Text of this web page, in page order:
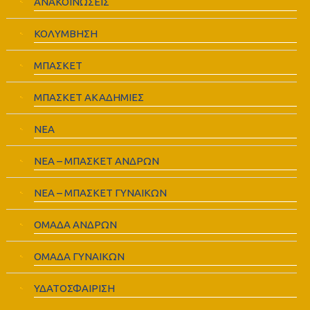
ΚΟΛΥΜΒΗΣΗ
ΜΠΑΣΚΕΤ
ΜΠΑΣΚΕΤ ΑΚΑΔΗΜΙΕΣ
ΝΕΑ
ΝΕΑ – ΜΠΑΣΚΕΤ ΑΝΔΡΩΝ
ΝΕΑ – ΜΠΑΣΚΕΤ ΓΥΝΑΙΚΩΝ
ΟΜΑΔΑ ΑΝΔΡΩΝ
ΟΜΑΔΑ ΓΥΝΑΙΚΩΝ
ΥΔΑΤΟΣΦΑΙΡΙΣΗ